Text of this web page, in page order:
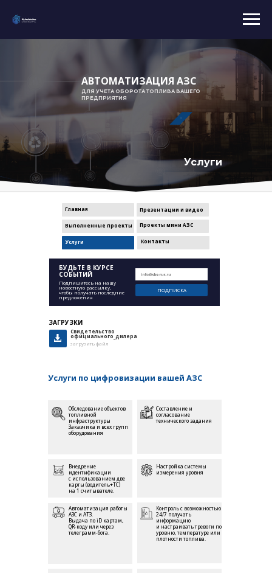
Услуги
ДЛЯ УЧЕТА ОБОРОТА ТОПЛИВА ВАШЕГО
ПРЕДПРИЯТИЯ
АВТОМАТИЗАЦИЯ АЗС
Услуги по цифровизации вашей АЗС
Свидетельство
официального_дилера
загрузить файл
Главная Презентации и видео
Услуги
Выполненные проекты Проекты мини АЗС
Контакты
ЗАГРУЗКИ
БУДЬТЕ В КУРСЕ
СОБЫТИЙ
Подпишитесь на нашу
новостную рассылку,
чтобы получать последние
предложения
ПОДПИСКА
Обследование объектов
топливной
инфраструктуры
Заказчика и всех групп
оборудования
Составление и
согласование
технического задания
Внедрение
идентификации
с использованием две
карты (водитель+ТС)
на 1 считывателе.
Настройка системы
измерения уровня
Автоматизация работы
АЗС и АТЗ.
Выдача по iD картам,
QR-коду или через
телеграмм-бота.
Контроль с возможностью
24/7 получать
информацию
и настраивать тревоги по
уровню, температуре или
плотности топлива.